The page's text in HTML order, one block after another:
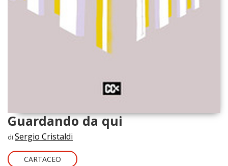
Guardando da qui
di Sergio Cristaldi
CARTACEO